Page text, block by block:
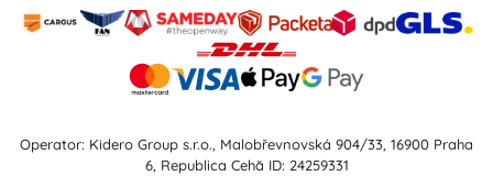
Operator: Kidero Group s.r.o., Malobřevnovská 904/33, 16900 Praha
6, Republica Cehă ID: 24259331